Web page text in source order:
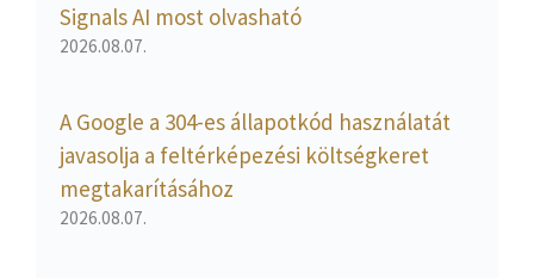
Signals AI most olvasható
2026.08.07.
A Google a 304-es állapotkód használatát
javasolja a feltérképezési költségkeret
megtakarításához
2026.08.07.